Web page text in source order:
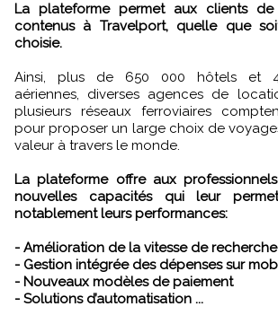
La plateforme permet aux clients de connecter leurs
contenus à Travelport, quelle que
choisie.
Ainsi, plus de 650 000 hôtels et
aériennes, diverses agences de
plusieurs réseaux ferroviaires
pour proposer un large choix de
valeur à travers le monde.
La plateforme offre aux
nouvelles capacités qui leur
notablement leurs performances:
- Amélioration de la vitesse de recherche
- Gestion intégrée des dépenses sur
- Nouveaux modèles de paiement
- Solutions d’automatisation ...